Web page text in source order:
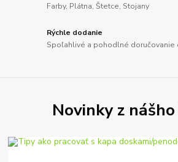
Farby, Plátna, Štetce, Stojany
Rýchle dodanie
Spoľahlivé a pohodlné doručovanie
Novinky z